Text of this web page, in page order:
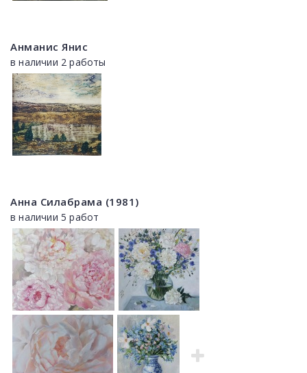
Анманис Янис
в наличии 2 работы
Анна Силабрама (1981)
в наличии 5 работ